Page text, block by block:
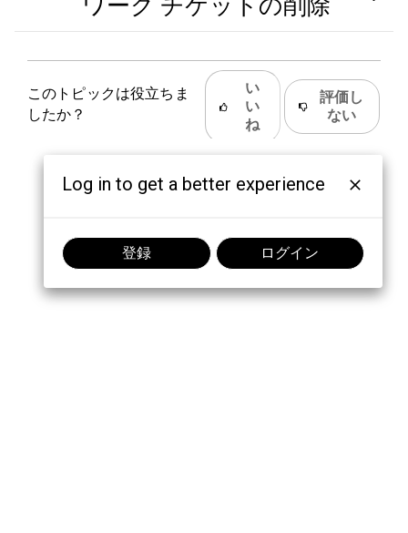
ワーク チケットの削除
このトピックは役立ちま
したか？
い
い
ね
評価し
ない
Log in to get a better experience
登録 ログイン